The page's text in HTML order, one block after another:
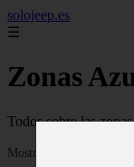
solojeep.es
☰
Zonas
Todos sobre las
Mostrando 1 - 24 de